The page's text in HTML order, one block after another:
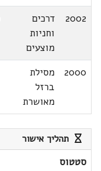
2002
דרכים
וחניות
מוצעים
2000
מסילת
ברזל
מאושרת
תהליך אישור
סטטוס